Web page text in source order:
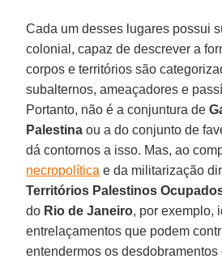
Cada um desses lugares possui
colonial, capaz de descrever a
corpos e territórios são
subalternos, ameaçadores e
Portanto, não é a conjuntura de
Palestina ou a do conjunto de
dá contornos a isso. Mas, ao
necropolítica e da militarização
Territórios Palestinos
do Rio de Janeiro, por exemplo,
entrelaçamentos que podem
entendermos os